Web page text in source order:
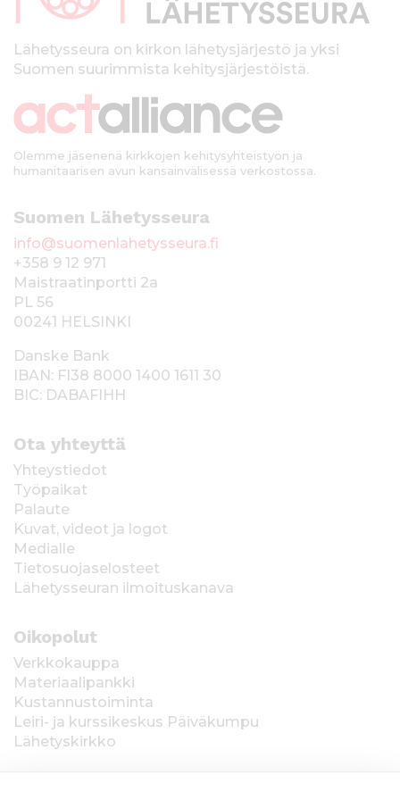
kLähetysseura on kirkon lähetysjärjestö ja yksi
Suomen suurimmista kehitysjärjestöistä.
Olemme jäsenenä kirkkojen kehitysyhteistyön ja
humanitaarisen avun kansainvälisessä verkostossa.
Suomen Lähetysseura
info@suomenlahetysseura.fi
+358 9 12 971
Maistraatinportti 2a
PL 56
00241 HELSINKI
Danske Bank
IBAN: FI38 8000 1400 1611 30
BIC: DABAFIHH
Ota yhteyttä
Yhteystiedot
Työpaikat
Palaute
Kuvat, videot ja logot
Medialle
Tietosuojaselosteet
Lähetysseuran ilmoituskanava
Oikopolut
Verkkokauppa
Materiaalipankki
Kustannustoiminta
Leiri- ja kurssikeskus Päiväkumpu
Lähetyskirkko